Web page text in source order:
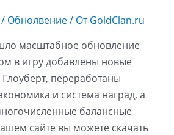
/ Обнолвение/ От GoldClan.ru
масштабное обновление
в игру добавлены новые
переработаны
и система наград, а
балансные
сайте вы можете скачать